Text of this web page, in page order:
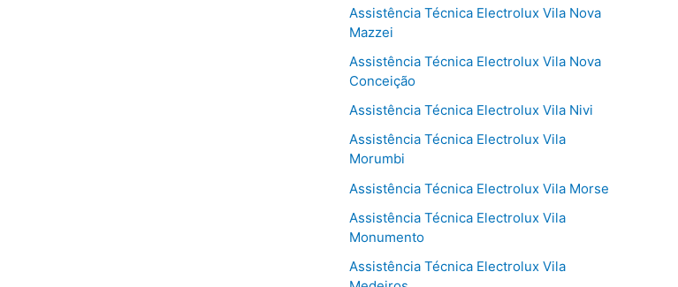
Assistência Técnica Electrolux Vila Nova
Mazzei
Assistência Técnica Electrolux Vila Nova
Conceição
Assistência Técnica Electrolux Vila Nivi
Assistência Técnica Electrolux Vila
Morumbi
Assistência Técnica Electrolux Vila Morse
Assistência Técnica Electrolux Vila
Monumento
Assistência Técnica Electrolux Vila